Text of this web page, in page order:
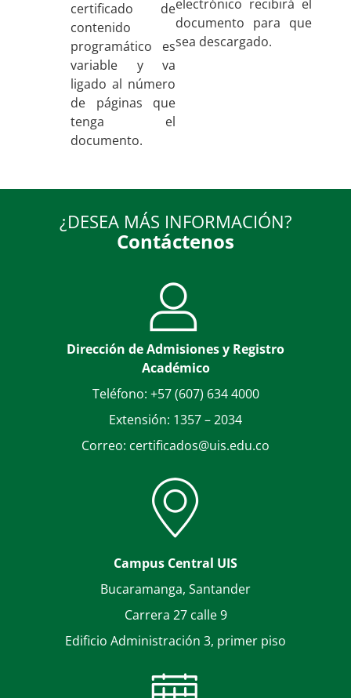
certificado de
contenido
programático es
variable y va
ligado al número
de páginas que
tenga el
documento.
electrónico recibirá el
documento para que
sea descargado.
¿DESEA MÁS INFORMACIÓN?
Contáctenos
Dirección de Admisiones y Registro
Académico
Teléfono: +57 (607) 634 4000
Extensión: 1357 – 2034
Correo: certificados@uis.edu.co
Campus Central UIS
Bucaramanga, Santander
Carrera 27 calle 9
Edificio Administración 3, primer piso